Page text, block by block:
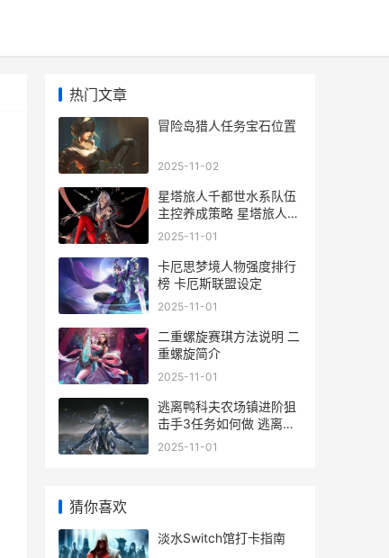
热门文章
冒险岛猎人任务宝石位置
2025-11-02
星塔旅人千都世水系队伍
主控养成策略 星塔旅人千
都世养成材料
2025-11-01
卡厄思梦境人物强度排行
榜 卡厄斯联盟设定
2025-11-01
二重螺旋赛琪方法说明 二
重螺旋简介
2025-11-01
逃离鸭科夫农场镇进阶狙
击手3任务如何做 逃离鸭
科夫农场镇雇佣兵
2025-11-01
猜你喜欢
淡水Switch馆打卡指南